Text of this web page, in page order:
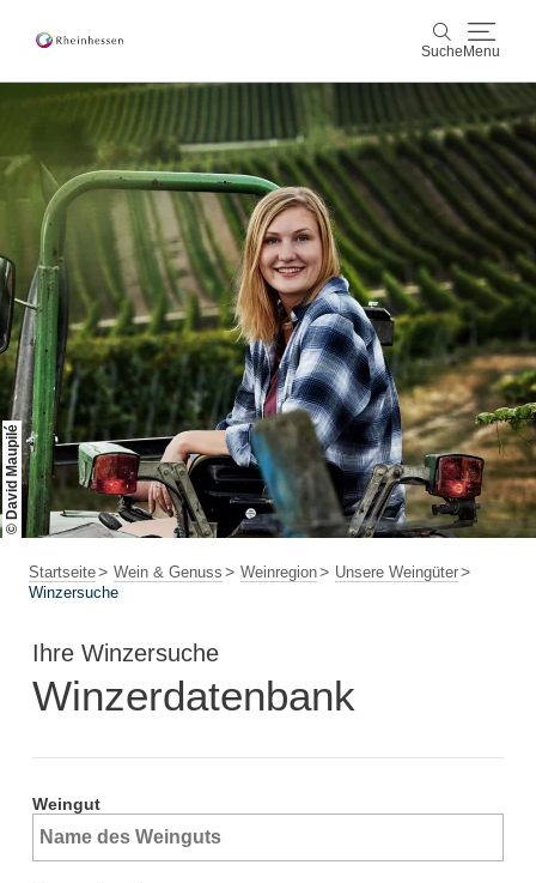
Suche Menu
Suche
Wein & Genuss
Aktiv & Natur
Kultur & Städte
Veranstaltungen
Buchung & Service
Shop Rheinhessen-Blog Karte
© David Maupilé
Startseite Wein & Genuss Weinregion
Unsere Weingüter
Winzersuche
Ihre Winzersuche
Winzerdatenbank
Weingut